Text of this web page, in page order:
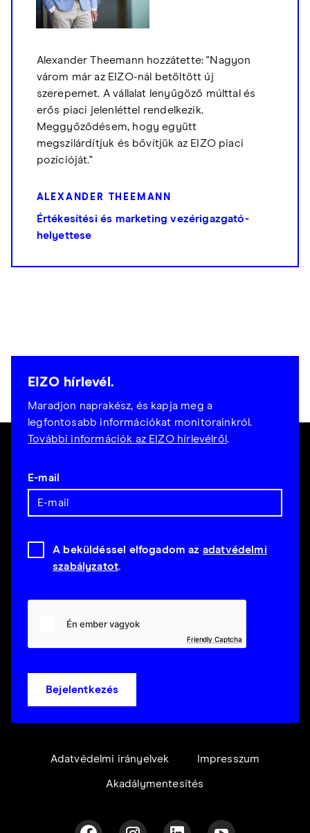
Alexander Theemann hozzátette: "Nagyon
várom már az EIZO-nál betöltött új
szerepemet. A vállalat lenyűgöző múlttal és
erős piaci jelenléttel rendelkezik.
Meggyőződésem, hogy együtt
megszilárdítjuk és bővítjük az EIZO piaci
pozícióját."
ALEXANDER THEEMANN
Értékesítési és marketing vezérigazgató-
helyettese
EIZO hírlevél.
Maradjon naprakész, és kapja meg a
legfontosabb információkat monitorainkról.
További információk az EIZO hírlevélről.
E-mail
A beküldéssel elfogadom az adatvédelmi
szabályzatot.
Friendly Captcha
Bejelentkezés
Adatvédelmi irányelvek Impresszum
Akadálymentesítés